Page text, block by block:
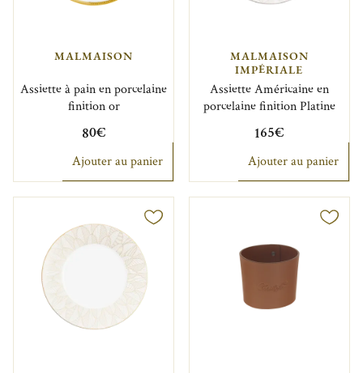
MALMAISON
Assiette à pain en porcelaine
finition or
80€
Ajouter au panier
MALMAISON
IMPÉRIALE
Assiette Américaine en
porcelaine finition Platine
165€
Ajouter au panier